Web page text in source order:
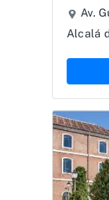
Av.
Alcalá